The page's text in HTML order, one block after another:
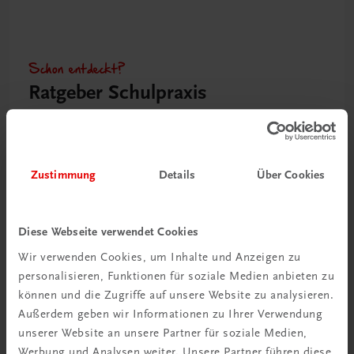
Zustimmung Details Über Cookies
Diese Webseite verwendet Cookies
Wir verwenden Cookies, um Inhalte und Anzeigen zu
personalisieren, Funktionen für soziale Medien anbieten zu
können und die Zugriffe auf unsere Website zu analysieren.
Außerdem geben wir Informationen zu Ihrer Verwendung
unserer Website an unsere Partner für soziale Medien,
Schon entdeckt?
Ratgeber Schulpraxis
Neu in der DigiBox